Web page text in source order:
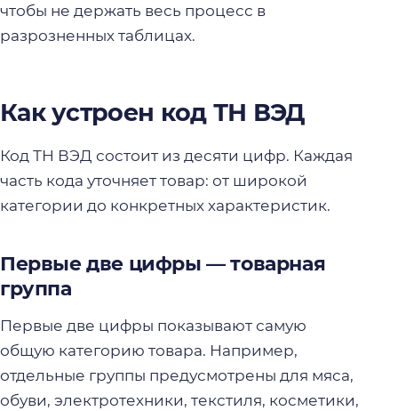
чтобы не держать весь процесс в
разрозненных таблицах.
Как устроен код ТН ВЭД
Код ТН ВЭД состоит из десяти цифр. Каждая
часть кода уточняет товар: от широкой
категории до конкретных характеристик.
Первые две цифры — товарная
группа
Первые две цифры показывают самую
общую категорию товара. Например,
отдельные группы предусмотрены для мяса,
обуви, электротехники, текстиля, косметики,